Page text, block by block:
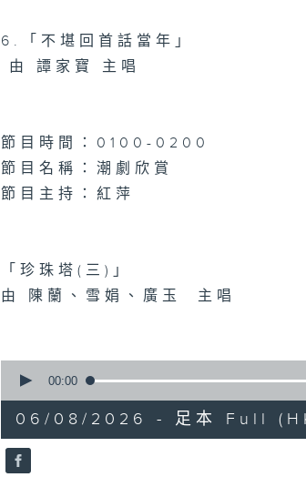
6.「不堪回首話當年」
由 譚家寶 主唱
節目時間：0100-0200
節目名稱：潮劇欣賞
節目主持：紅萍
「珍珠塔(三)」
由 陳蘭、雪娟、廣玉 主唱
seconds
hours,
11
minutes,
59
00:00
06/08/2026 - 足本 Full